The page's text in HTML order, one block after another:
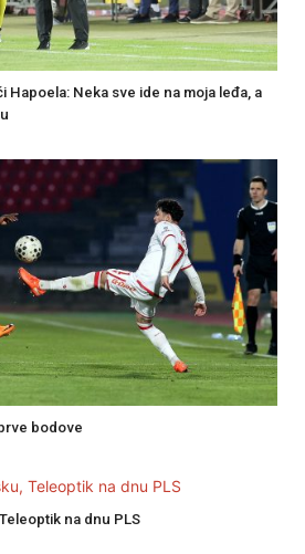
Hapoela: Neka sve ide na moja leđa, a
bodove
na dnu PLS